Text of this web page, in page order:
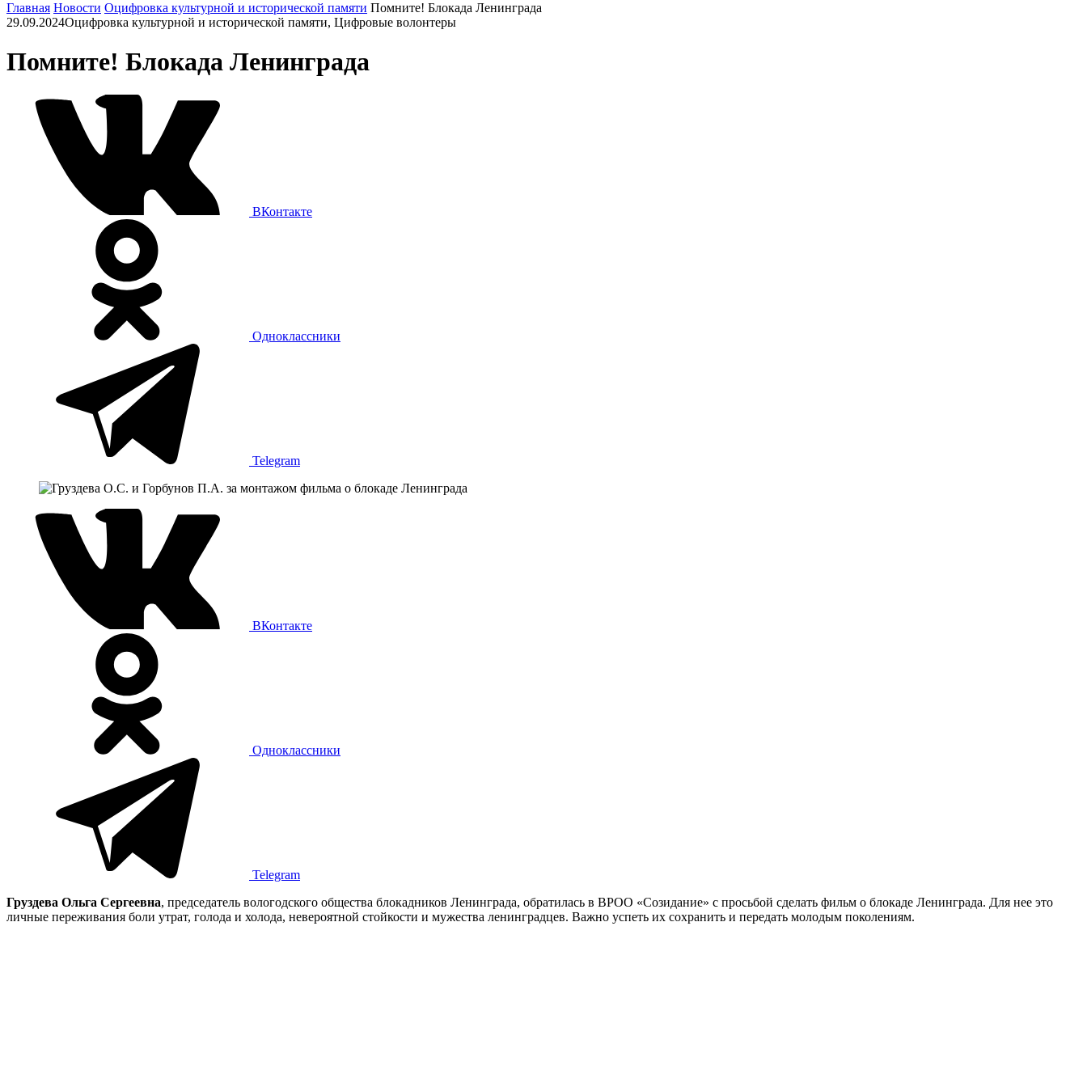
Главная Новости Оцифровка культурной и исторической памяти Помните! Блокада Ленинграда
29.09.2024Оцифровка культурной и исторической памяти, Цифровые волонтеры
Помните! Блокада Ленинграда
ВКонтакте
Одноклассники
Telegram
ВКонтакте
Одноклассники
Telegram
Груздева Ольга Сергеевна, председатель вологодского общества блокадников Ленинграда, обратилась в ВРОО «Созидание» с просьбой сделать фильм о блокаде Ленинграда. Для нее это
личные переживания боли утрат, голода и холода, невероятной стойкости и мужества ленинградцев. Важно успеть их сохранить и передать молодым поколениям.